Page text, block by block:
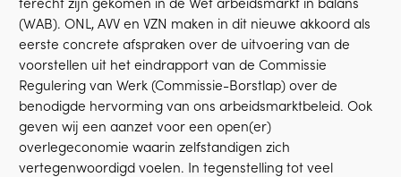
(WAB). ONL, AVV en VZN maken in dit nieuwe akkoord als
eerste concrete afspraken over de uitvoering van de
voorstellen uit het eindrapport van de Commissie
Regulering van Werk (Commissie-Borstlap) over de
benodigde hervorming van ons arbeidsmarktbeleid. Ook
geven wij een aanzet voor een open(er)
overlegeconomie waarin zelfstandigen zich
vertegenwoordigd voelen. In tegenstelling tot veel